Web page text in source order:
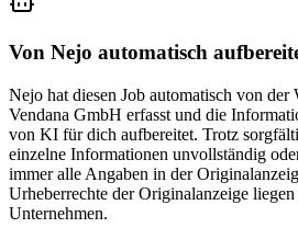
Von Nejo automatisch
Nejo hat diesen Job automatisch von der
Vendana GmbH erfasst und die
von KI für dich aufbereitet. Trotz
einzelne Informationen unvollständig
immer alle Angaben in der
Urheberrechte der Originalanzeige liegen
Unternehmen.